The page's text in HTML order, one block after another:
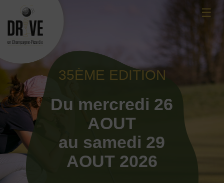
content
☰
35ÈME EDITION
Du mercredi 26
AOUT
au samedi 29
AOUT 2026